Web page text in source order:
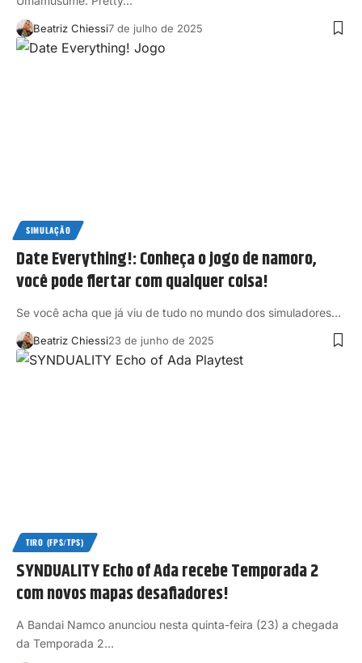
Beatriz Chiessi7 de julho de 2025
SIMULAÇÃO
Date Everything!: Conheça o jogo de namoro,
você pode flertar com qualquer coisa!
Se você acha que já viu de tudo no mundo dos simuladores…
Beatriz Chiessi23 de junho de 2025
TIRO (FPS/TPS)
SYNDUALITY Echo of Ada recebe Temporada 2
com novos mapas desafiadores!
A Bandai Namco anunciou nesta quinta-feira (23) a chegada
da Temporada 2…